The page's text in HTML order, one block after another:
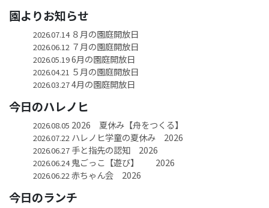
園よりお知らせ
2026.07.14８月の園庭開放日
2026.06.12 ７月の園庭開放日
2026.05.196月の園庭開放日
2026.04.21 ５月の園庭開放日
2026.03.274月の園庭開放日
今日のハレノヒ
2026.08.05 2026 夏休み【舟をつくる】
2026.07.22 ハレノヒ学童の夏休み 2026
2026.06.27手と指先の認知 2026
2026.06.24鬼ごっこ【遊び】 2026
2026.06.22 赤ちゃん会 2026
今日のランチ